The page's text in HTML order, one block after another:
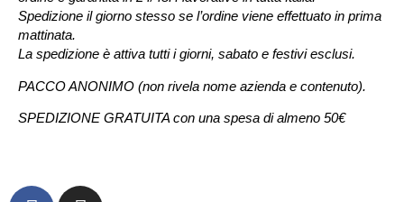
Spedizione il giorno stesso se l’ordine viene effettuato in prima
mattinata.
La spedizione è attiva tutti i giorni, sabato e festivi esclusi.
PACCO ANONIMO (non rivela nome azienda e contenuto).
SPEDIZIONE GRATUITA con una spesa di almeno 50€